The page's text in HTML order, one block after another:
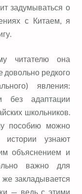
задумываться о
с Китаем, я
читателю она
довольно редкого
явления:
без адаптации
школьников.
пособию можно
истории узнают
объяснением и
важно для
закладывается
— ведь с этими